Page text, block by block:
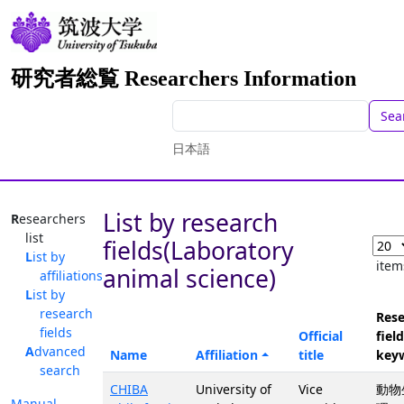
研究者総覧 Researchers Information
日本語
Researchers
list
List by
affiliations
List by
research
fields
Advanced
search
List by research
fields(Laboratory
animal science)
Name Affiliation
Official
title
CHIBA
University of
Vice
動